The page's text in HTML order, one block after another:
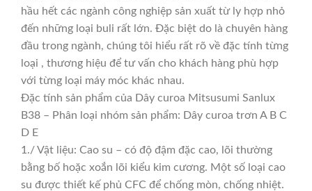
hầu hết các ngành công nghiệp sản xuất từ ly hợp nhỏ
đến những loại buli rất lớn. Đặc biệt do là chuyên hàng
đầu trong ngành, chúng tôi hiểu rất rõ về đặc tính từng
loại , thương hiệu để tư vấn cho khách hàng phù hợp
với từng loại máy móc khác nhau.
Đặc tính sản phẩm của Dây curoa Mitsusumi Sanlux
B38 – Phân loại nhóm sản phẩm: Dây curoa trơn A B C
D E
1./ Vật liệu: Cao su – có độ đậm đặc cao, lõi thường
bằng bố hoặc xoắn lõi kiểu kim cương. Một số loại cao
su được thiết kế phủ CFC để chống mòn, chống nhiệt.